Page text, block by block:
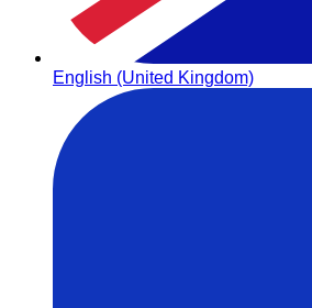
English (United Kingdom)